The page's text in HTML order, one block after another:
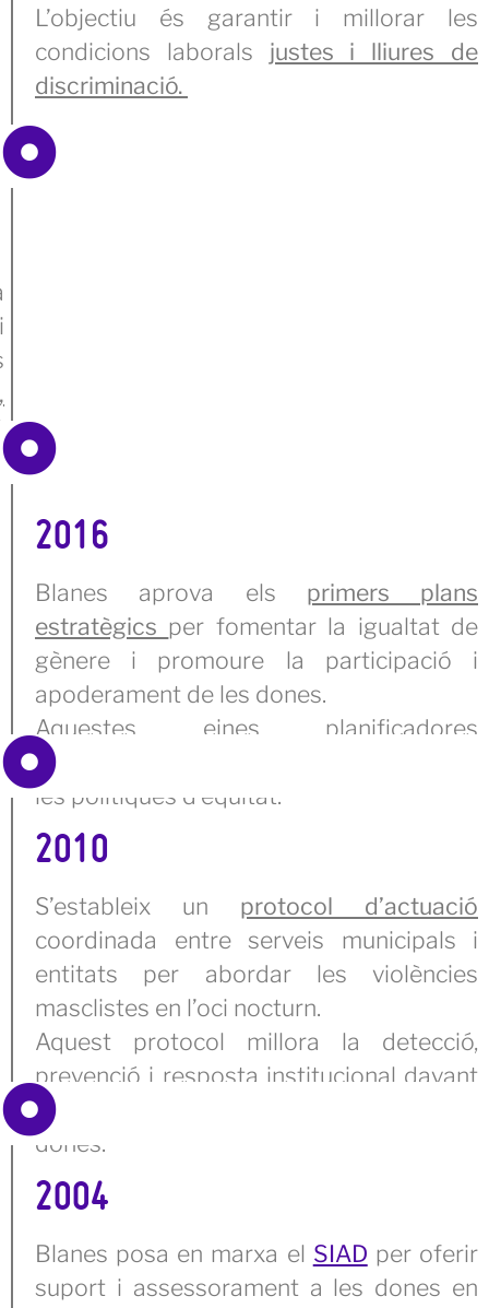
L’objectiu és garantir i millorar les
condicions laborals justes i lliures de
discriminació.
2016
Blanes aprova els primers plans
estratègics per fomentar la igualtat de
gènere i promoure la participació i
apoderament de les dones.
Aquestes eines planificadores
consoliden el compromís municipal amb
les polítiques d’equitat.
2010
S’estableix un protocol d’actuació
coordinada entre serveis municipals i
entitats per abordar les violències
masclistes en l’oci nocturn.
Aquest protocol millora la detecció,
prevenció i resposta institucional davant
les situacions de violència envers les
dones.
2004
Blanes posa en marxa el SIAD per oferir
suport i assessorament a les dones en